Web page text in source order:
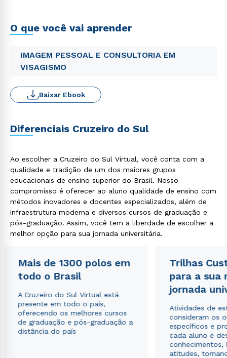
O que você vai aprender
IMAGEM PESSOAL E CONSULTORIA EM
VISAGISMO
Baixar Ebook
Diferenciais Cruzeiro do Sul
Ao escolher a Cruzeiro do Sul Virtual, você conta com a
qualidade e tradição de um dos maiores grupos
educacionais de ensino superior do Brasil. Nosso
compromisso é oferecer ao aluno qualidade de ensino com
métodos inovadores e docentes especializados, além de
infraestrutura moderna e diversos cursos de graduação e
pós-graduação. Assim, você tem a liberdade de escolher a
melhor opção para sua jornada universitária.
Mais de 1300 polos em
todo o Brasil
A Cruzeiro do Sul Virtual está
presente em todo o país,
oferecendo os melhores cursos
de graduação e pós-graduação a
distância do país
Trilhas
para a sua
jornada
Atividades de
consideram os
específicos e
cada aluno e
conhecimentos,
atitudes,